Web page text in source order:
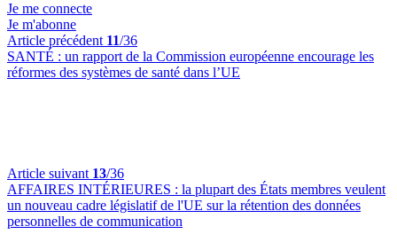
Je me connecte
Je m'abonne
Article précédent 11/36
SANTÉ : un rapport de la Commission européenne encourage les
réformes des systèmes de santé dans l’UE
Article suivant 13/36
AFFAIRES INTÉRIEURES : la plupart des États membres veulent
un nouveau cadre législatif de l'UE sur la rétention des données
personnelles de communication